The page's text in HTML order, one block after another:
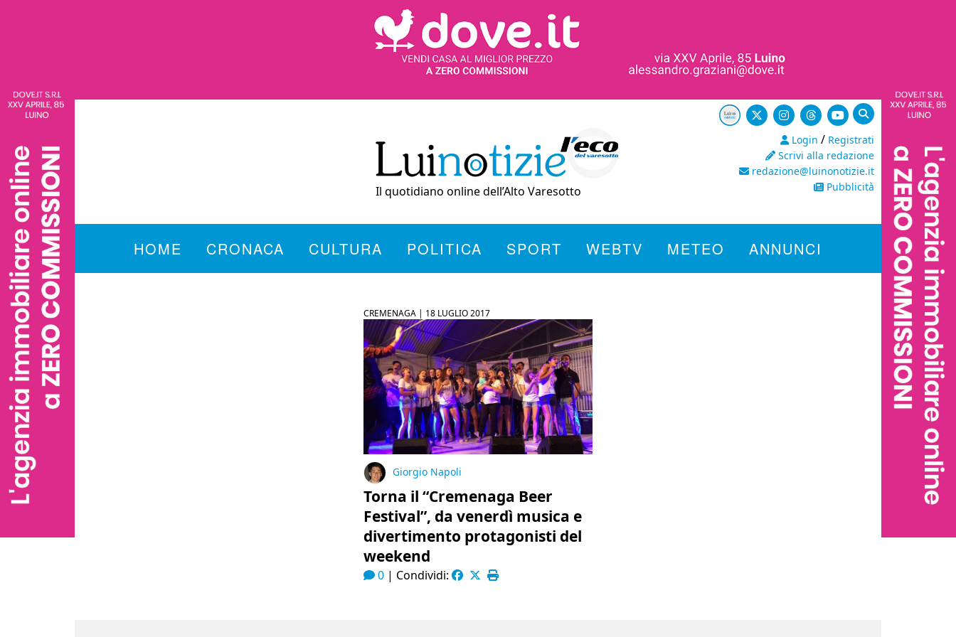
Il quotidiano online dell’Alto Varesotto
Login / Registrati
Scrivi alla redazione
redazione@luinonotizie.it
Pubblicità
HOME CRONACA CULTURA POLITICA SPORT WEBTV METEO ANNUNCI
CREMENAGA | 18 LUGLIO 2017
Giorgio Napoli
Torna il “Cremenaga Beer
Festival”, da venerdì musica e
divertimento protagonisti del
weekend
0 | Condividi: